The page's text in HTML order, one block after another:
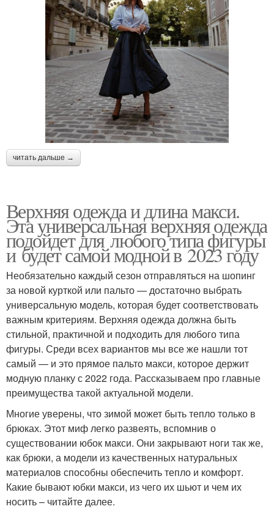
читать дальше →
Верхняя одежда и длина макси.
Эта универсальная верхняя одежда
подойдет для любого типа фигуры
и будет самой модной в 2023 году
Необязательно каждый сезон отправляться на шопинг
за новой курткой или пальто — достаточно выбрать
универсальную модель, которая будет соответствовать
важным критериям. Верхняя одежда должна быть
стильной, практичной и подходить для любого типа
фигуры. Среди всех вариантов мы все же нашли тот
самый — и это прямое пальто макси, которое держит
модную планку с 2022 года. Рассказываем про главные
преимущества такой актуальной модели.
Многие уверены, что зимой может быть тепло только в
брюках. Этот миф легко развеять, вспомнив о
существовании юбок макси. Они закрывают ноги так же,
как брюки, а модели из качественных натуральных
материалов способны обеспечить тепло и комфорт.
Какие бывают юбки макси, из чего их шьют и чем их
носить – читайте далее.